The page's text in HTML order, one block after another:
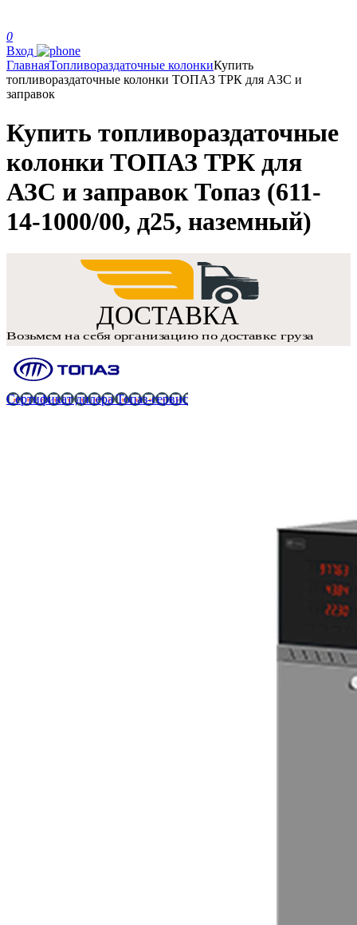
0
Вход
ГлавнаяТопливораздаточные колонкиКупить
топливораздаточные колонки ТОПАЗ ТРК для АЗС и
заправок
Купить топливораздаточные
колонки ТОПАЗ ТРК для
АЗС и заправок Топаз (611-
14-1000/00, д25, наземный)
Сертификат дилера Топаз-сервис